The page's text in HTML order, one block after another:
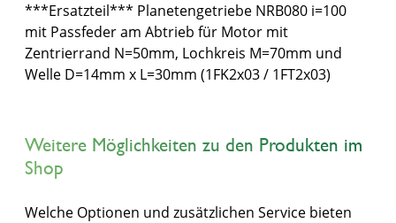
***Ersatzteil*** Planetengetriebe NRB080 i=100
mit Passfeder am Abtrieb für Motor mit
Zentrierrand N=50mm, Lochkreis M=70mm und
Welle D=14mm x L=30mm (1FK2x03 / 1FT2x03)
Weitere Möglichkeiten zu den Produkten im
Shop
Welche Optionen und zusätzlichen Service bieten